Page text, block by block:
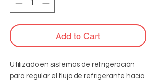
Add to Cart
Utilizado en sistemas de refrigeración
para regular el flujo de refrigerante hacia